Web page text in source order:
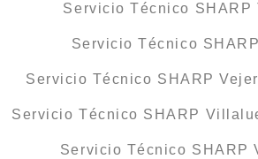
Servicio Técnico SHARP
Servicio Técnico
Servicio Técnico SHARP
Servicio Técnico SHARP
Servicio Técnico SHARP